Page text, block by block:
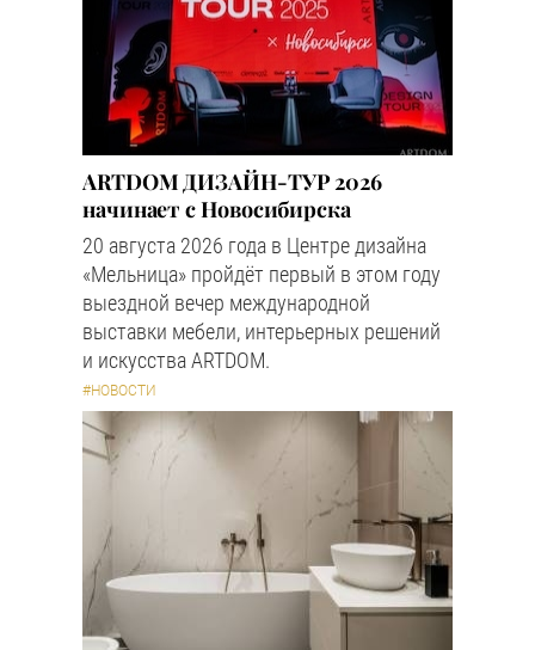
ARTDOM ДИЗАЙН-ТУР 2026
начинает с Новосибирска
20 августа 2026 года в Центре дизайна
«Мельница» пройдёт первый в этом году
выездной вечер международной
выставки мебели, интерьерных решений
и искусства ARTDOM.
#НОВОСТИ